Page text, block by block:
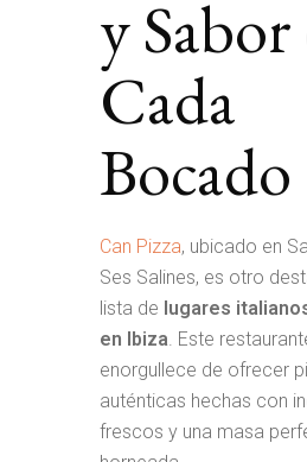
y Sabor
Cada
Bocado
Can Pizza, ubicado en
Ses Salines, es otro
lista de lugares
en Ibiza . Este
enorgullece de ofrecer
auténticas hechas con
frescos y una masa